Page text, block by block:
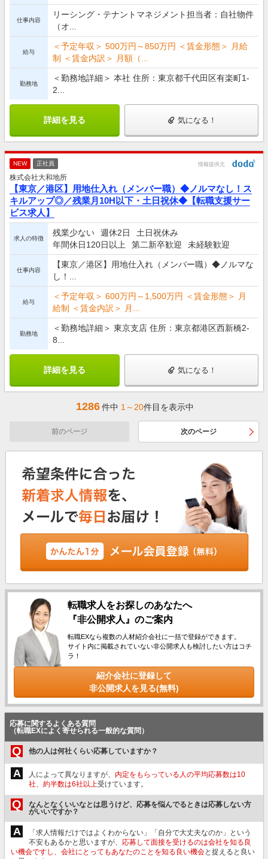
仕事内容
リーシング・テナントマネジメント担当者：自社物件
（オ...
給与
＜予定年収＞ 500万円～850万円 ＜賃金形態＞ 月給
制 ＜賃金内訳＞ 月額（...
勤務地
＜勤務地詳細＞ 本社 住所：東京都千代田区有楽町1-
2...
詳細を見る 気になる！
NEW 正社員 情報提供元
株式会社大和地所
【東京／港区】用地仕入れ（メンバー職）◆ノルマなし！ス
キルアップ◎／残業月10H以下・土日祝休◆【転職支援サー
ビス求人】
求人の特徴
残業少ない 週休2日
土日祝休み
年間休日120日以上
第二新卒歓迎 未経験歓迎
仕事内容
【東京／港区】用地仕入れ（メンバー職）◆ノルマな
し！...
給与
＜予定年収＞ 600万円～1,500万円 ＜賃金形態＞ 月
給制 ＜賃金内訳＞ 月...
勤務地
＜勤務地詳細＞ 東京支店 住所：東京都港区西新橋2-
8...
詳細を見る 気になる！
1286件中 1～20件目を表示中
前のページ 次のページ
転職求人をお探しのあなたへ
『非公開求人』のご案内
転職EXなら複数の人材紹介会社に一括で登録ができます。
サイト内に掲載されていない非公開求人も検討したい方はコチ
ラ！
紹介会社に登録して
非公開求人を見る(無料)
応募に関するよくある質問
（転職EXによく寄せられる一般的な質問）
Q 他の人は何社くらい応募していますか？
A 人によって異なりますが、 内定をもらっている人の平均応募数は10
社、約半数は6社以上受けています。
Q
なんとなくいいなとは思うけど、応募を悩んでるときは応募しない方
がいいですか？
A
「求人情報だけではよくわからない」「自分で大丈夫なのか」という
不安もあるかと思いますが、 応募して面接を受けるのは会社を知る良
い機会ですし、会社にとってもあなたのことを知る良い機会と捉えると良い